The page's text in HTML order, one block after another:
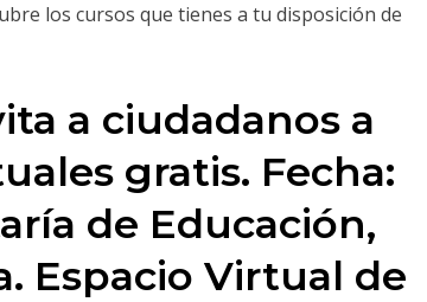
los cursos que tienes a tu disposición de
a ciudadanos a
gratis. Fecha:
de Educación,
Espacio Virtual de